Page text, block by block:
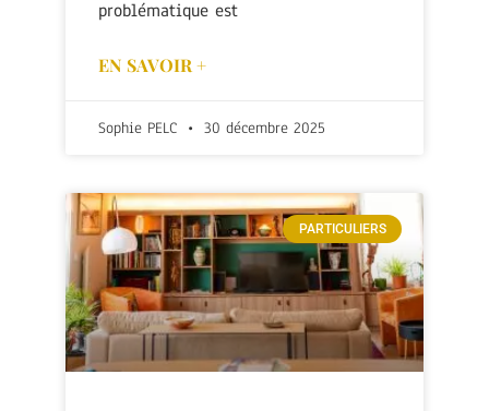
problématique est
EN SAVOIR +
Sophie PELC 30 décembre 2025
PARTICULIERS